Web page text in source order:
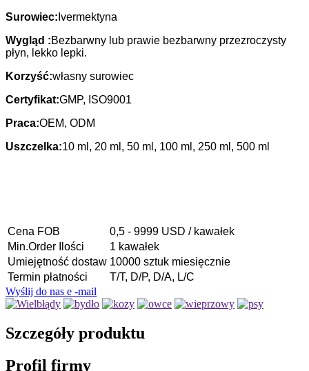
Surowiec: Ivermektyna
Wygląd :Bezbarwny lub prawie bezbarwny przezroczysty
płyn, lekko lepki.
Korzyść:własny surowiec
Certyfikat:GMP, ISO9001
Praca:OEM, ODM
Uszczelka:10 ml, 20 ml, 50 ml, 100 ml, 250 ml, 500 ml
Cena FOB
0,5 - 9999 USD / kawałek
Min.Order Ilości
1 kawałek
Umiejętność dostaw 10000 sztuk miesięcznie
Termin płatności
T/T, D/P, D/A, L/C
Wyślij do nas e -mail
Szczegóły produktu
Profil firmy